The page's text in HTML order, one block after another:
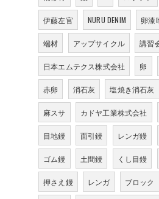
伊藤左官 NURU DENIM 卵漆
端材 アップサイクル 講習
日本エムテクス株式会社 卵
赤卵 消石灰 塩焼き消石灰
麻スサ カドヤ工業株式会社
目地鏝 面引鏝 レンガ鏝
ゴム鏝 土間鏝 くし目鏝
押さえ鏝 レンガ ブロック